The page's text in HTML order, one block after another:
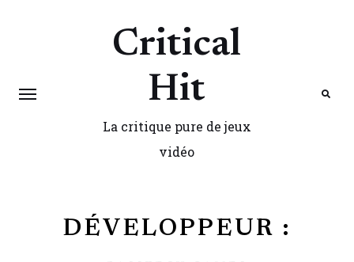
Critical
Hit
La critique pure de jeux
vidéo
DÉVELOPPEUR :